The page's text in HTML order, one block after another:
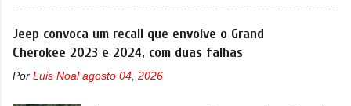
destacado deles no ranking que perdurou no
nosso mercado até início de 2012 e com
certeza foi um grandioso lançamento da
ano também era lançada a nova geração do
Jeep convoca um recall que envolve o Grand
Cherokee 2023 e 2024, com duas falhas
Por Luis Noal agosto 04, 2026